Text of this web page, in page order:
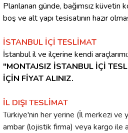
Planlanan günde, bağımsız küvetin
boş ve alt yapı tesisatının hazır
İSTANBUL İÇİ TESLİMAT
İstanbul il ve ilçerine kendi
"MONTAJSIZ İSTANBUL İÇİ
İÇİN FİYAT ALINIZ.
İL DIŞI TESLİMAT
Türkiye'nin her yerine (İl merkezi ve
ambar (lojistik firma) veya kargo ile